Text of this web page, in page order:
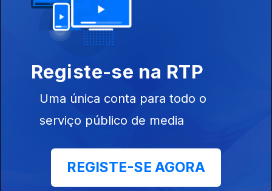
Música Contemporânea
Obras de Mette Nielsen, Arash Yazdani e
Daniel Bjarnasson
Música de compositores portugueses
Registe-se na RTP
Uma única conta para todo o
serviço público de media
REGISTE-SE AGORA